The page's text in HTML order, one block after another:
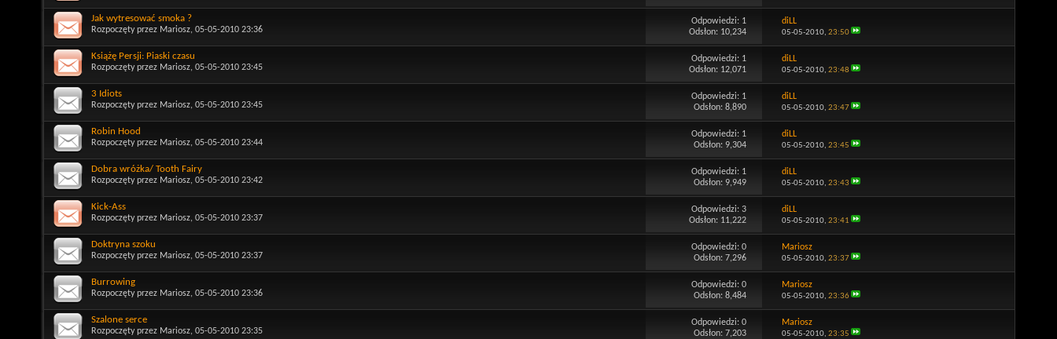
Jak wytresować smoka ?
Rozpoczęty przez Mariosz, 05-05-2010 23:36
Odpowiedzi: 1
Odsłon: 10,234
diLL
05-05-2010, 23:50
Książę Persji: Piaski czasu
Rozpoczęty przez Mariosz, 05-05-2010 23:45
Odpowiedzi: 1
Odsłon: 12,071
diLL
05-05-2010, 23:48
3 Idiots
Rozpoczęty przez Mariosz, 05-05-2010 23:45
Odpowiedzi: 1
Odsłon: 8,890
diLL
05-05-2010, 23:47
Robin Hood
Rozpoczęty przez Mariosz, 05-05-2010 23:44
Odpowiedzi: 1
Odsłon: 9,304
diLL
05-05-2010, 23:45
Dobra wróżka/ Tooth Fairy
Rozpoczęty przez Mariosz, 05-05-2010 23:42
Odpowiedzi: 1
Odsłon: 9,949
diLL
05-05-2010, 23:43
Kick-Ass
Rozpoczęty przez Mariosz, 05-05-2010 23:37
Odpowiedzi:3
Odsłon: 11,222
diLL
05-05-2010, 23:41
Doktryna szoku
Rozpoczęty przez Mariosz, 05-05-2010 23:37
Odpowiedzi:0
Odsłon: 7,296
Mariosz
05-05-2010, 23:37
Burrowing
Rozpoczęty przez Mariosz, 05-05-2010 23:36
Odpowiedzi:0
Odsłon: 8,484
Mariosz
05-05-2010, 23:36
Szalone serce
Rozpoczęty przez Mariosz, 05-05-2010 23:35
Odpowiedzi:0
Odsłon: 7,203
Mariosz
05-05-2010, 23:35